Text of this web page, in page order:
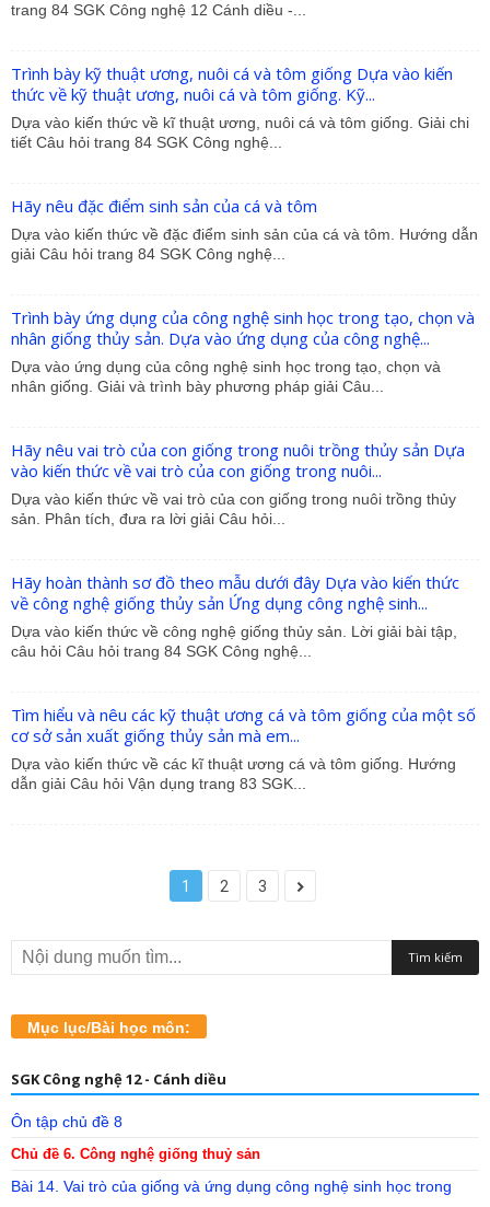
trang 84 SGK Công nghệ 12 Cánh diều -...
Trình bày kỹ thuật ương, nuôi cá và tôm giống Dựa vào kiến
thức về kỹ thuật ương, nuôi cá và tôm giống. Kỹ...
Dựa vào kiến thức về kĩ thuật ương, nuôi cá và tôm giống. Giải chi
tiết Câu hỏi trang 84 SGK Công nghệ...
Hãy nêu đặc điểm sinh sản của cá và tôm
Dựa vào kiến thức về đặc điểm sinh sản của cá và tôm. Hướng dẫn
giải Câu hỏi trang 84 SGK Công nghệ...
Trình bày ứng dụng của công nghệ sinh học trong tạo, chọn và
nhân giống thủy sản. Dựa vào ứng dụng của công nghệ...
Dựa vào ứng dụng của công nghệ sinh học trong tạo, chọn và
nhân giống. Giải và trình bày phương pháp giải Câu...
Hãy nêu vai trò của con giống trong nuôi trồng thủy sản Dựa
vào kiến thức về vai trò của con giống trong nuôi...
Dựa vào kiến thức về vai trò của con giống trong nuôi trồng thủy
sản. Phân tích, đưa ra lời giải Câu hỏi...
Hãy hoàn thành sơ đồ theo mẫu dưới đây Dựa vào kiến thức
về công nghệ giống thủy sản Ứng dụng công nghệ sinh...
Dựa vào kiến thức về công nghệ giống thủy sản. Lời giải bài tập,
câu hỏi Câu hỏi trang 84 SGK Công nghệ...
Tìm hiểu và nêu các kỹ thuật ương cá và tôm giống của một số
cơ sở sản xuất giống thủy sản mà em...
Dựa vào kiến thức về các kĩ thuật ương cá và tôm giống. Hướng
dẫn giải Câu hỏi Vận dụng trang 83 SGK...
1 2 3
Mục lục/Bài học môn:
SGK Công nghệ 12 - Cánh diều
Ôn tập chủ đề 8
Chủ đề 6. Công nghệ giống thuỷ sản
Bài 14. Vai trò của giống và ứng dụng công nghệ sinh học trong